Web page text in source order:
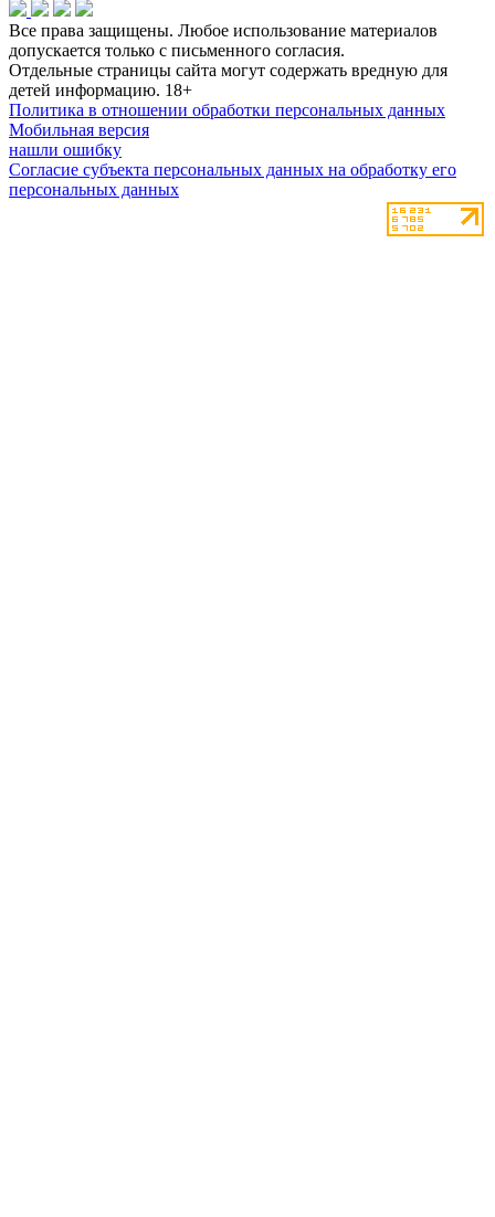
Все права защищены. Любое использование материалов
допускается только с письменного согласия.
Отдельные страницы сайта могут содержать вредную для
детей информацию. 18+
Политика в отношении обработки персональных данных
Мобильная версия
нашли ошибку
Согласие субъекта персональных данных на обработку его
персональных данных